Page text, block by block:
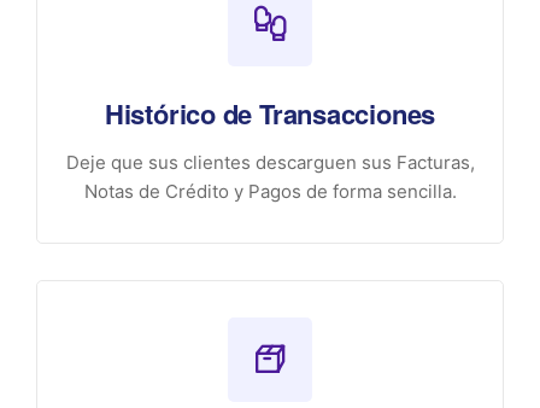
Histórico de Transacciones
Deje que sus clientes descarguen sus Facturas,
Notas de Crédito y Pagos de forma sencilla.